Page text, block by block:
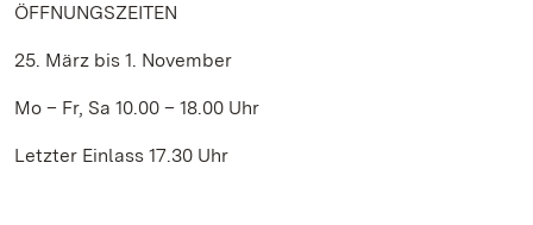
ÖFFNUNGSZEITEN
25. März bis 1. November
Mo – Fr, Sa 10.00 – 18.00 Uhr
Letzter Einlass 17.30 Uhr